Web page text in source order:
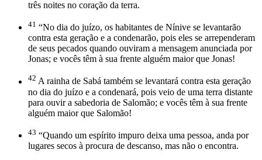
três noites no coração da terra.
41 “No dia do juízo, os habitantes de Nínive se levantarão
contra esta geração e a condenarão, pois eles se arrependeram
de seus pecados quando ouviram a mensagem anunciada por
Jonas; e vocês têm à sua frente alguém maior que Jonas!
42 A rainha de Sabá também se levantará contra esta geração
no dia do juízo e a condenará, pois veio de uma terra distante
para ouvir a sabedoria de Salomão; e vocês têm à sua frente
alguém maior que Salomão!
43 “Quando um espírito impuro deixa uma pessoa, anda por
lugares secos à procura de descanso, mas não o encontra.